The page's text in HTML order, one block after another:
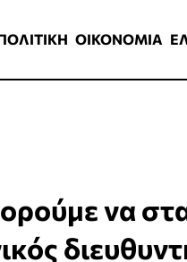
ΟΙΚΟΝΟΜΙΑ
να